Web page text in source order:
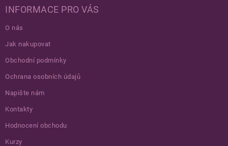
INFORMACE PRO VÁS
O nás
Jak nakupovat
Obchodní podmínky
Ochrana osobních údajů
Napište nám
Kontakty
Hodnocení obchodu
Kurzy